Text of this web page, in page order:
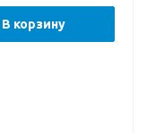
В корзину